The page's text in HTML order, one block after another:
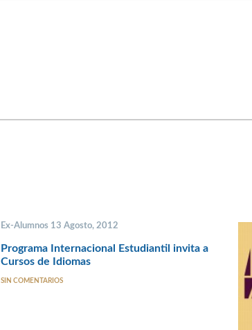
Ex-Alumnos 13 Agosto, 2012
Programa Internacional Estudiantil invita a
Cursos de Idiomas
SIN COMENTARIOS